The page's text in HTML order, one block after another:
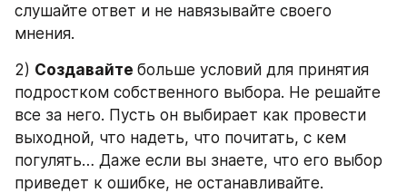
слушайте ответ и не навязывайте своего
мнения.
2) Создавайте больше условий для принятия
подростком собственного выбора. Не решайте
все за него. Пусть он выбирает как провести
выходной, что надеть, что почитать, с кем
погулять… Даже если вы знаете, что его выбор
приведет к ошибке, не останавливайте.